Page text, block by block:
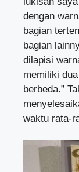
dengan
bagian
bagian
dilapisi
memiliki
berbeda.”
waktu rata-